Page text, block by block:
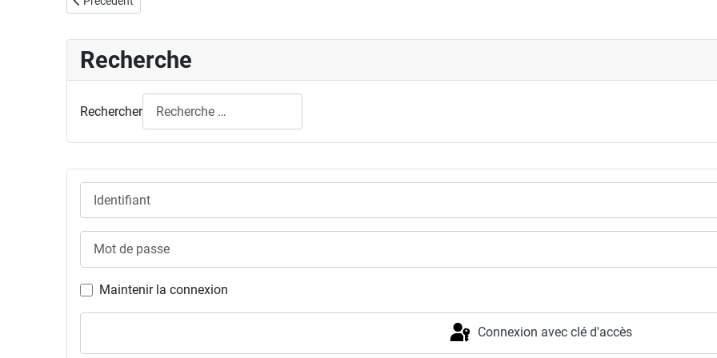
Maintenir la connexion
Connexion avec clé d'accès
Recherche
Rechercher